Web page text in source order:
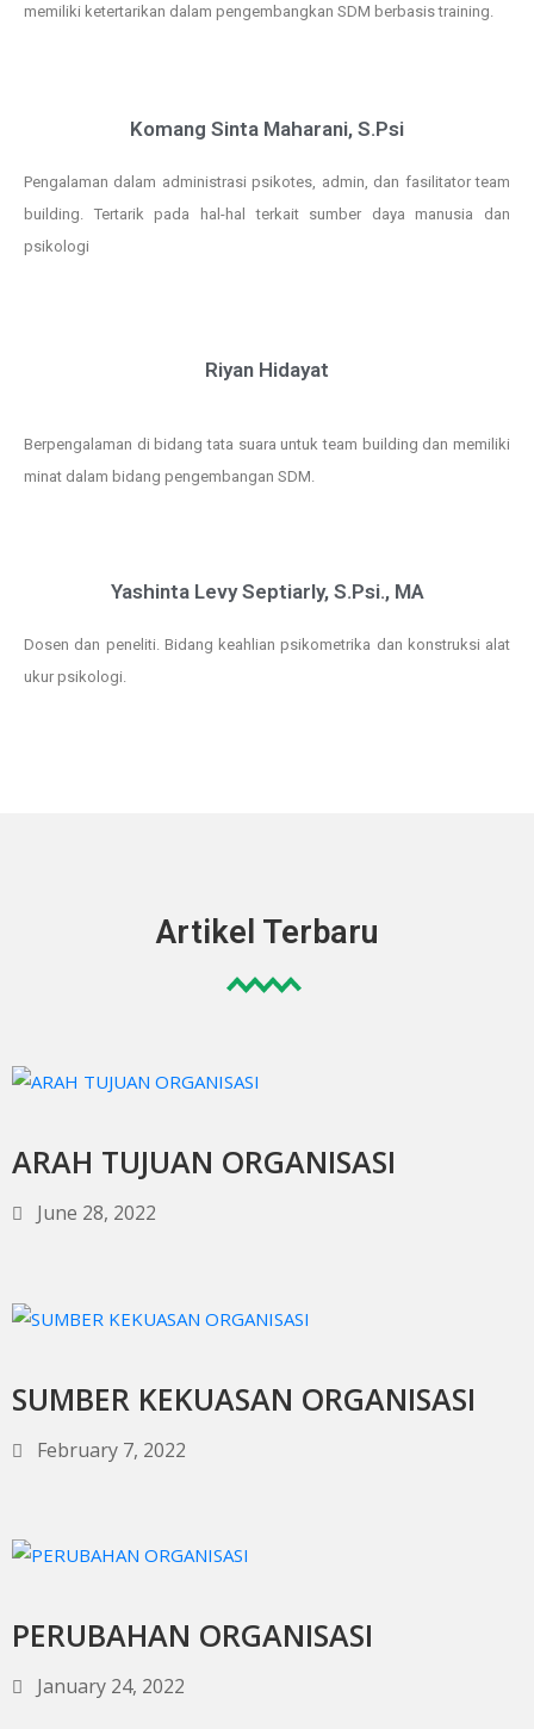
memiliki ketertarikan dalam pengembangkan SDM berbasis training.
Komang Sinta Maharani, S.Psi
Pengalaman dalam administrasi psikotes, admin, dan fasilitator team
building. Tertarik pada hal-hal terkait sumber daya manusia dan
psikologi
Riyan Hidayat
Berpengalaman di bidang tata suara untuk team building dan memiliki
minat dalam bidang pengembangan SDM.
Yashinta Levy Septiarly, S.Psi., MA
Dosen dan peneliti. Bidang keahlian psikometrika dan konstruksi alat
ukur psikologi.
Artikel Terbaru
ARAH TUJUAN ORGANISASI
June 28, 2022
SUMBER KEKUASAN ORGANISASI
February 7, 2022
PERUBAHAN ORGANISASI
January 24, 2022